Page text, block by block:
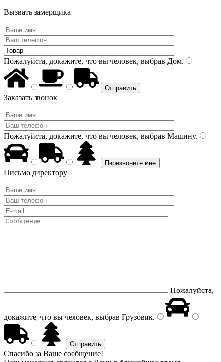
Вызвать замерщика
Пожалуйста, докажите, что вы человек, выбрав Дом.
Заказать звонок
Пожалуйста, докажите, что вы человек, выбрав Машину.
Письмо директору
Пожалуйста,
докажите, что вы человек, выбрав Грузовик.
Спасибо за Ваше сообщение!